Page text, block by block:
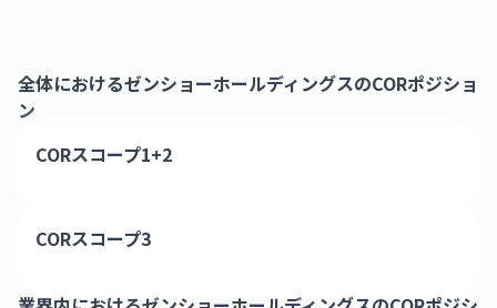
全体におけるゼンショーホールディングスのCORポジショ
ン
CORスコープ1+2
CORスコープ3